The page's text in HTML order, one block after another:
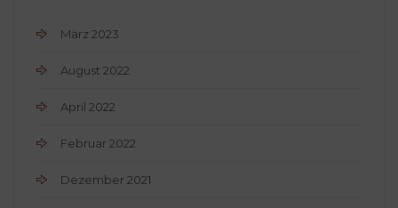
März 2023
August 2022
April 2022
Februar 2022
Dezember 2021